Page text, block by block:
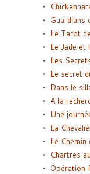
Guardians
Le Tarot
Le Jade et
Les
Le secret
Dans le
A la
Une
La
Le
Chartres
Opération